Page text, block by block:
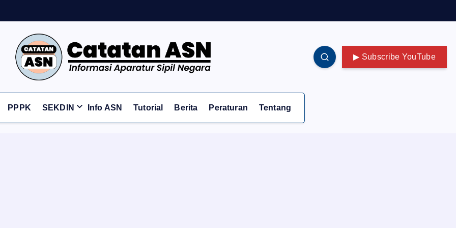
Informasi Aparatur Sipil Negara ▶ Subscribe YouTube
PPPK SEKDIN Info ASN Tutorial Berita Peraturan Tentang